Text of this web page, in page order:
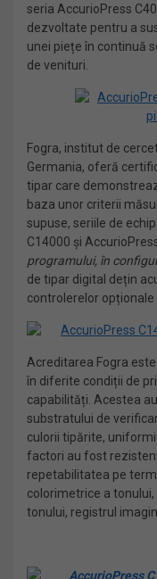
seria AccurioPress
dezvoltate pentru a
unei piețe în continuă
de venituri.
Fogra, institut de
Germania, oferă
tipar care
baza unor criterii
supuse, seriile de
C14000 și
programului, în
de tipar digital dețin
controlerelor opționale
Acreditarea Fogra
în diferite condiții de
capabilități. Acestea
substratului de
culorii tipărite,
factori au fost
repetabilitatea pe
colorimetrice a
tonului, registrul